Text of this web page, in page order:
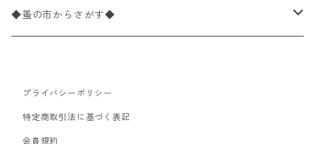
ペーパーリネンナプキン
ワックスペーパー
パック売り
バラ売り
33cm（ラウンド）
海・魚柄
食べ物・フルーツ・野菜・ドリンク柄
カクテルサイズ
ランチサイズ
ドイツ製 Paperproducts Design
カクテルサイズ
ランチサイズ
カクテルサイズ
ドイツ製 ti-flair/ティーフレア
ランチサイズ
デコパージュ下地
デコパージュはさみ
シリコンモールド
トレイ
◆蚤の市からさがす◆
北欧雑貨
プライバシーポリシー
特定商取引法に基づく表記
会員規約